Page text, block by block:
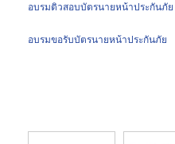
อบรมติวสอบบัตรนายหน้าประกันภัย
อบรมขอรับบัตรนายหน้าประกันภัย